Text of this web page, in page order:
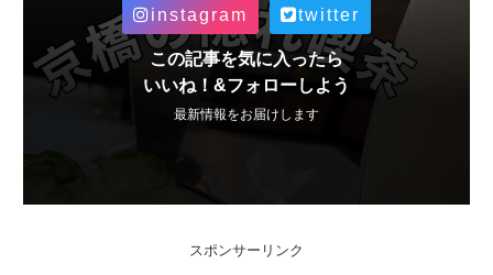
instagram twitter
この記事を気に入ったら
いいね！&フォローしよう
最新情報をお届けします
スポンサーリンク